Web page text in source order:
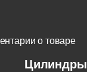
о товаре
Цилиндры